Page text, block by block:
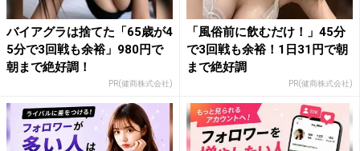
バイアグラは捨てた「65歳が4
5分で3回戦も余裕」980円で
朝まで絶好調！
PR(健商株式会社)
「風俗前に飲むだけ！」45分
で3回戦も余裕！1日31円で朝
まで絶好調
PR(健商株式会社)